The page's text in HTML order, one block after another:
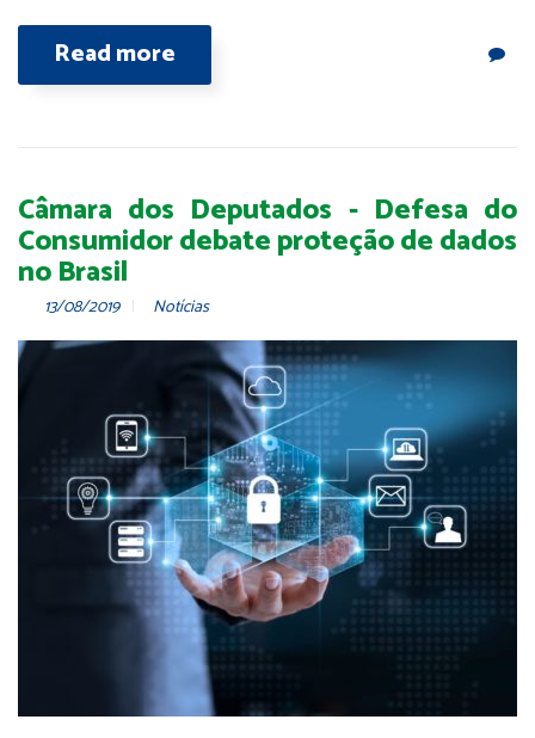
Read more
Câmara dos Deputados - Defesa do
Consumidor debate proteção de dados
no Brasil
13/08/2019 Notícias